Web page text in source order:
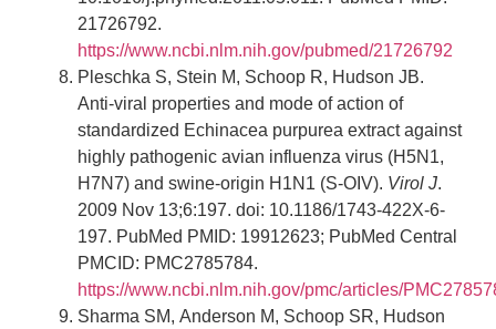
21726792.
https://www.ncbi.nlm.nih.gov/pubmed/21726792
Pleschka S, Stein M, Schoop R, Hudson JB.
Anti-viral properties and mode of action of
standardized Echinacea purpurea extract against
highly pathogenic avian influenza virus (H5N1,
H7N7) and swine-origin H1N1 (S-OIV). Virol J.
2009 Nov 13;6:197. doi: 10.1186/1743-422X-6-
197. PubMed PMID: 19912623; PubMed Central
PMCID: PMC2785784.
https://www.ncbi.nlm.nih.gov/pmc/articles/
Sharma SM, Anderson M, Schoop SR, Hudson